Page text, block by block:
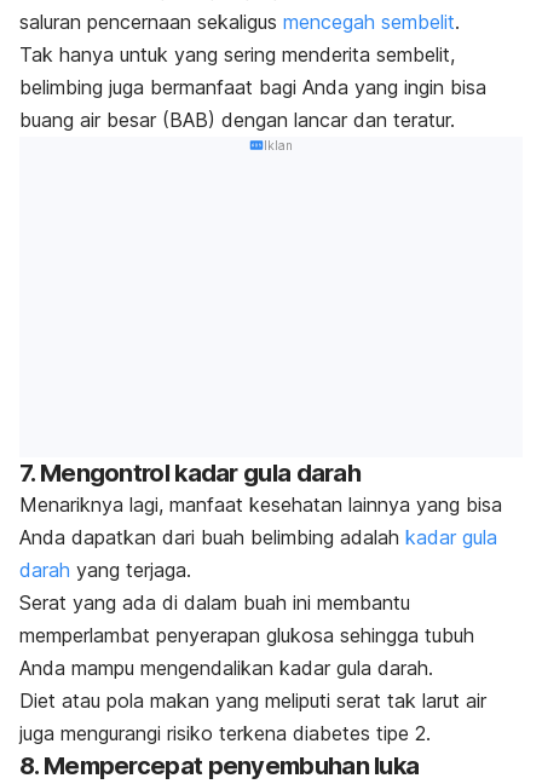
saluran pencernaan sekaligus mencegah sembelit.
Tak hanya untuk yang sering menderita sembelit,
belimbing juga bermanfaat bagi Anda yang ingin bisa
buang air besar (BAB) dengan lancar dan teratur.
Iklan
7. Mengontrol kadar gula darah
Menariknya lagi, manfaat kesehatan lainnya yang bisa
Anda dapatkan dari buah belimbing adalah kadar gula
darah yang terjaga.
Serat yang ada di dalam buah ini membantu
memperlambat penyerapan glukosa sehingga tubuh
Anda mampu mengendalikan kadar gula darah.
Diet atau pola makan yang meliputi serat tak larut air
juga mengurangi risiko terkena diabetes tipe 2.
8. Mempercepat penyembuhan luka